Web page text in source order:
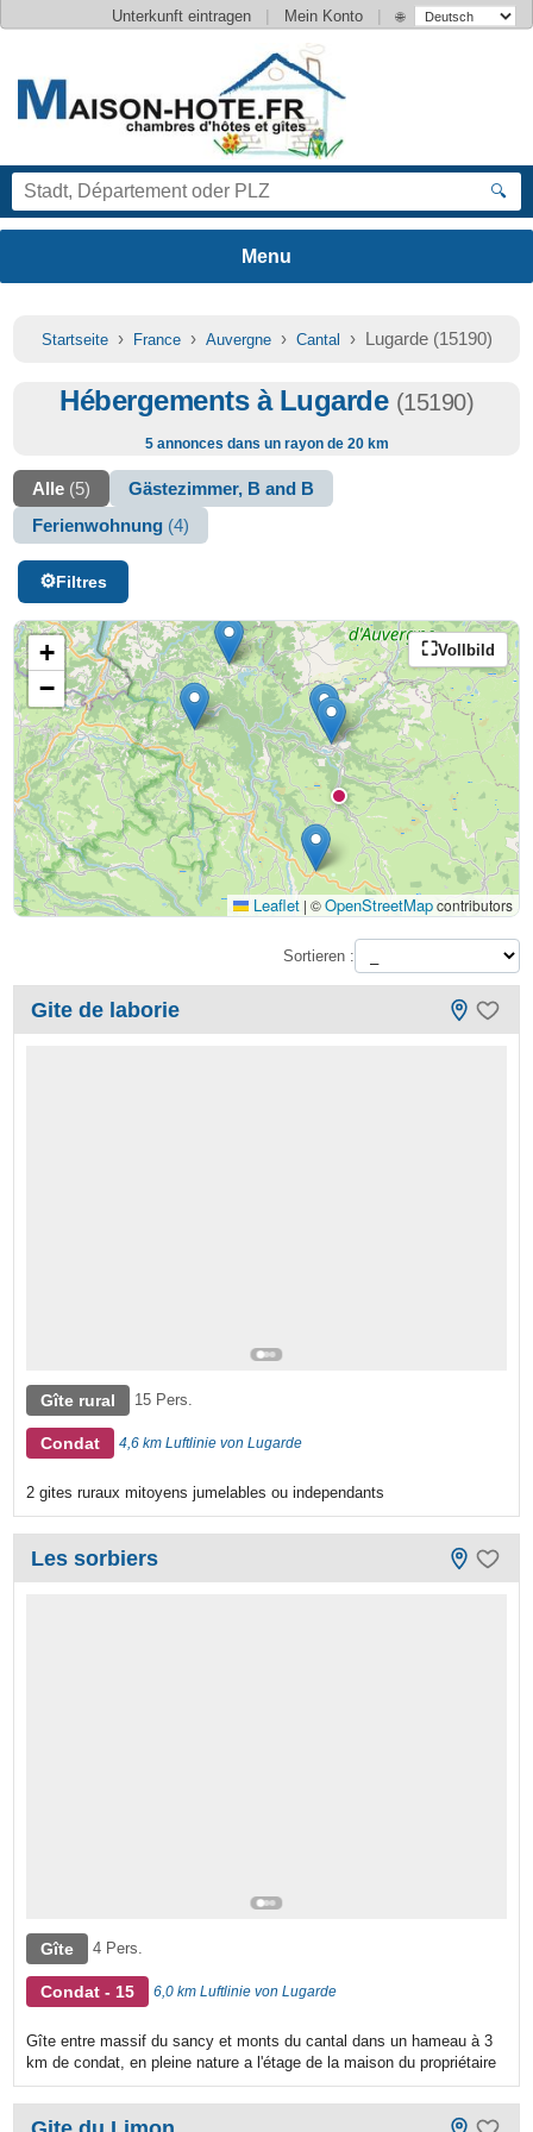
Unterkunft eintragen | Mein Konto | 🌐
🔍
Startseite› France› Auvergne› Cantal › Lugarde (15190)
Hébergements à Lugarde (15190)
5 annonces dans un rayon de 20 km
Alle (5)
Gästezimmer, B and B
Ferienwohnung (4)
Filtres
Vollbild
+
−
Leaflet | ©OpenStreetMapcontributors
Sortieren :
Gite de laborie
Gîte rural 15 Pers.
Condat 4,6 km Luftlinie von Lugarde
2 gites ruraux mitoyens jumelables ou independants
Les sorbiers
Gîte 4 Pers.
Condat - 15 6,0 km Luftlinie von Lugarde
Gîte entre massif du sancy et monts du cantal dans un hameau à 3
km de condat, en pleine nature a l'étage de la maison du propriétaire